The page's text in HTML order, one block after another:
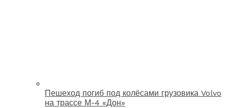
Пешеход погиб под колёсами грузовика Volvo
на трассе М-4 «Дон»